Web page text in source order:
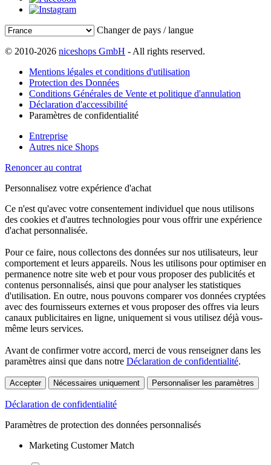
Changer de pays / langue
© 2010-2026 niceshops GmbH - All rights reserved.
Mentions légales et conditions d'utilisation
Protection des Données
Conditions Générales de Vente et politique d'annulation
Déclaration d'accessibilité
Paramètres de confidentialité
Entreprise
Autres nice Shops
Renoncer au contrat
Personnalisez votre expérience d'achat
Ce n'est qu'avec votre consentement individuel que nous utilisons
des cookies et d'autres technologies pour vous offrir une expérience
d'achat personnalisée.
Pour ce faire, nous collectons des données sur nos utilisateurs, leur
comportement et leurs appareils. Nous les utilisons pour optimiser en
permanence notre site web et pour vous proposer des publicités et
contenus personnalisés, ainsi que pour analyser les statistiques
d'utilisation. En outre, nous pouvons comparer vos données cryptées
avec des fournisseurs externes et vous proposer des offres via leurs
canaux publicitaires en ligne, uniquement si vous utilisez déjà vous-
même leurs services.
Avant de confirmer votre accord, merci de vous renseigner dans les
paramètres ainsi que dans notre Déclaration de confidentialité.
Accepter Nécessaires uniquement Personnaliser les paramètres
Déclaration de confidentialité
Paramètres de protection des données personnalisés
Marketing Customer Match